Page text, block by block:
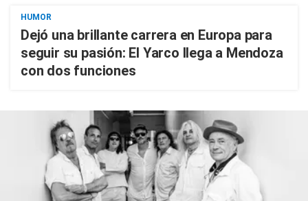
HUMOR
Dejó una brillante carrera en Europa para
seguir su pasión: El Yarco llega a Mendoza
con dos funciones